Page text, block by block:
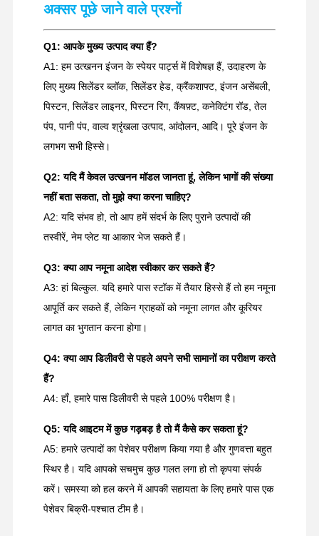
अक्सर पूछे जाने वाले प्रश्नों
Q1: आपके मुख्य उत्पाद क्या हैं?
A1: हम उत्खनन इंजन के स्पेयर पार्ट्स में विशेषज्ञ हैं, उदाहरण के
लिए मुख्य सिलेंडर ब्लॉक, सिलेंडर हेड, क्रैंकशाफ्ट, इंजन असेंबली,
पिस्टन, सिलेंडर लाइनर, पिस्टन रिंग, कैंषफ़्ट, कनेक्टिंग रॉड, तेल
पंप, पानी पंप, वाल्व श्रृंखला उत्पाद, आंदोलन, आदि। पूरे इंजन के
लगभग सभी हिस्से।
Q2: यदि मैं केवल उत्खनन मॉडल जानता हूं, लेकिन भागों की संख्या
नहीं बता सकता, तो मुझे क्या करना चाहिए?
A2: यदि संभव हो, तो आप हमें संदर्भ के लिए पुराने उत्पादों की
तस्वीरें, नेम प्लेट या आकार भेज सकते हैं।
Q3: क्या आप नमूना आदेश स्वीकार कर सकते हैं?
A3: हां बिल्कुल. यदि हमारे पास स्टॉक में तैयार हिस्से हैं तो हम नमूना
आपूर्ति कर सकते हैं, लेकिन ग्राहकों को नमूना लागत और कूरियर
लागत का भुगतान करना होगा।
Q4: क्या आप डिलीवरी से पहले अपने सभी सामानों का परीक्षण करते
हैं?
A4: हाँ, हमारे पास डिलीवरी से पहले 100% परीक्षण है।
Q5: यदि आइटम में कुछ गड़बड़ है तो मैं कैसे कर सकता हूं?
A5: हमारे उत्पादों का पेशेवर परीक्षण किया गया है और गुणवत्ता बहुत
स्थिर है। यदि आपको सचमुच कुछ गलत लगा हो तो कृपया संपर्क
करें। समस्या को हल करने में आपकी सहायता के लिए हमारे पास एक
पेशेवर बिक्री-पश्चात टीम है।